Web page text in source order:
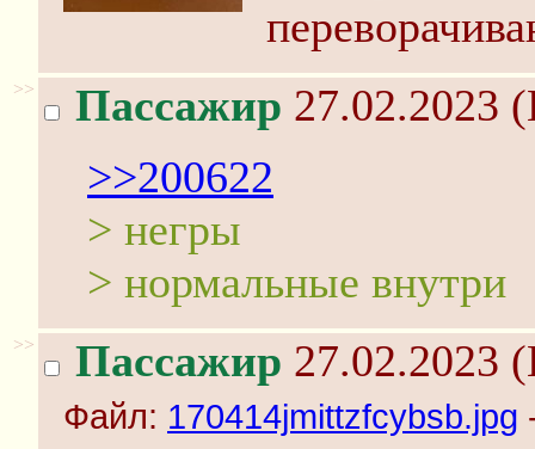
>> Пассажир 27.02.2023
>>200622
> негры
> нормальные внутри
>> Пассажир 27.02.2023
Файл: 170414jmittzfcybsb.jpg